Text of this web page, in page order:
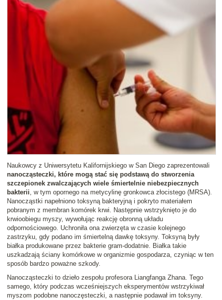
Naukowcy z Uniwersytetu Kalifornijskiego w San Diego zaprezentowali
nanocząsteczki, które mogą stać się podstawą do stworzenia
szczepionek zwalczających wiele śmiertelnie niebezpiecznych
bakterii, w tym opornego na metycylinę gronkowca złocistego (MRSA).
Nanocząstki napełniono toksyną bakteryjną i pokryto materiałem
pobranym z membran komórek krwi. Następnie wstrzyknięto je do
krwioobiegu myszy, wywołując reakcję obronną układu
odpornościowego. Uchroniła ona zwierzęta w czasie kolejnego
zastrzyku, gdy podano im śmiertelną dawkę toksyny. Toksyną były
białka produkowane przez bakterie gram-dodatnie. Białka takie
uszkadzają ściany komórkowe w organizmie gospodarza, czyniąc w ten
sposób bardzo poważne szkody.
Nanocząsteczki to dzieło zespołu profesora Liangfanga Zhana. Tego
samego, który podczas wcześniejszych eksperymentów wstrzykiwał
myszom podobne nanoczęsteczki, a następnie podawał im toksyny.